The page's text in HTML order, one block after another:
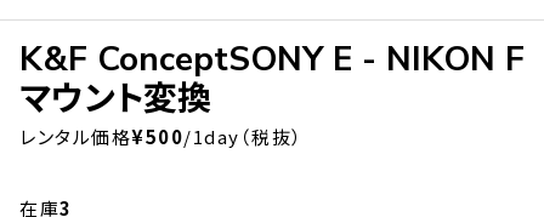
K&F ConceptSONY E - NIKON F
マウント変換
レンタル価格¥500/1day（税抜）
在庫3